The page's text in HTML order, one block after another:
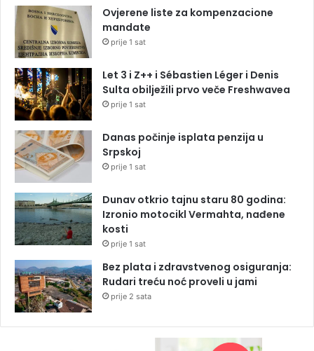
Ovjerene liste za kompenzacione
mandate
prije 1 sat
Let 3 i Z++ i Sébastien Léger i Denis
Sulta obilježili prvo veče Freshwavea
prije 1 sat
Danas počinje isplata penzija u
Srpskoj
prije 1 sat
Dunav otkrio tajnu staru 80 godina:
Izronio motocikl Vermahta, nađene
kosti
prije 1 sat
Bez plata i zdravstvenog osiguranja:
Rudari treću noć proveli u jami
prije 2 sata